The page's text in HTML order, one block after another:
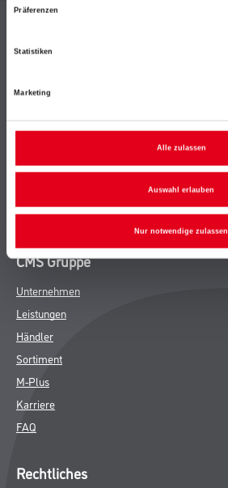
Präferenzen
Statistiken
Marketing
Alle zulassen
Auswahl erlauben
Nur notwendige zulassen
Farbe
Trockenbau
Putze- und Spachtelmassen
Wand- & Deckenbeläge
Verbrauchsmaterialien
CMS Gruppe
Unternehmen
Leistungen
Händler
Sortiment
M-Plus
Karriere
FAQ
Rechtliches